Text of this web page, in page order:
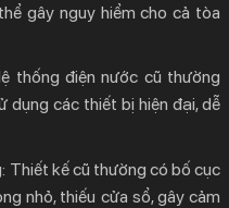
gây nguy hiểm cho cả tòa
thống điện nước cũ thường
dụng các thiết bị hiện đại, dễ
Thiết kế cũ thường có bố cục
nhỏ, thiếu cửa sổ, gây cảm